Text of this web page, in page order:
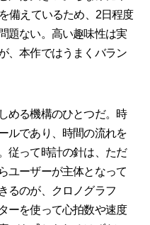
備えているため、2日程度
題ない。高い趣味性は実
、本作ではうまくバラン
める機構のひとつだ。時
ルであり、時間の流れを
従って時計の針は、ただ
ユーザーが主体となって
るのが、クロノグラフ
ーを使って心拍数や速度